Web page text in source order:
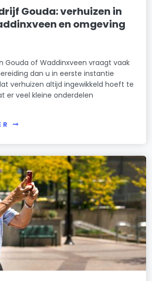
Gouda: verhuizen in
en omgeving
Gouda of Waddinxveen vraagt vaak
dan u in eerste instantie
verhuizen altijd ingewikkeld hoeft te
er veel kleine onderdelen